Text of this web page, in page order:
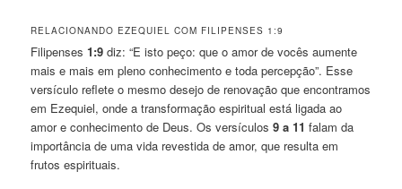
RELACIONANDO EZEQUIEL COM FILIPENSES 1:9
Filipenses1:9 diz: “E isto peço: que o amor de vocês aumente
mais e mais em pleno conhecimento e toda percepção”. Esse
versículo reflete o mesmo desejo de renovação que encontramos
em Ezequiel, onde a transformação espiritual está ligada ao
amor e conhecimento de Deus. Os versículos9 a 11 falam da
importância de uma vida revestida de amor, que resulta em
frutos espirituais.